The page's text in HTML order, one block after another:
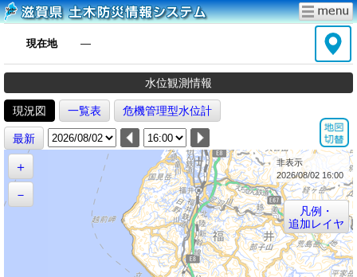
現在地 ―
水位観測情報
現況図 一覧表 危機管理型水位計
最新
＋
－
非表示
2026/08/02 16:00
凡例・
追加レイヤ